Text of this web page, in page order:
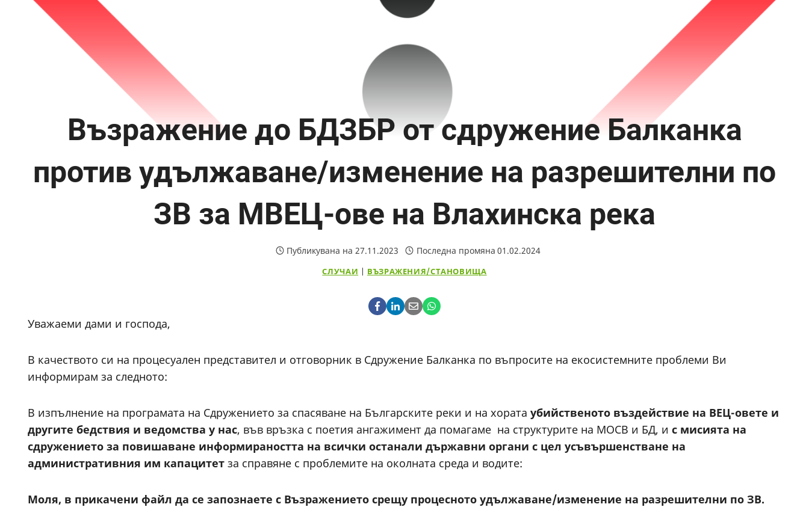
Възражение до БДЗБР от сдружение Балканка
против удължаване/изменение на разрешителни по
ЗВ за МВЕЦ-ове на Влахинска река
Публикувана на 27.11.2023 Последна промяна 01.02.2024
СЛУЧАИ | ВЪЗРАЖЕНИЯ/СТАНОВИЩА
Уважаеми дами и господа,
В качеството си на процесуален представител и отговорник в Сдружение Балканка по въпросите на екосистемните проблеми Ви
информирам за следното:
В изпълнение на програмата на Сдружението за спасяване на Българските реки и на хората убийственото въздействие на ВЕЦ-овете и
другите бедствия и ведомства у нас, във връзка с поетия ангажимент да помагаме на структурите на МОСВ и БД, и с мисията на
сдружението за повишаване информираността на всички останали държавни органи с цел усъвършенстване на
административния им капацитет за справяне с проблемите на околната среда и водите:
Моля, в прикачени файл да се запознаете с Възражението срещу процесното удължаване/изменение на разрешителни по ЗВ.